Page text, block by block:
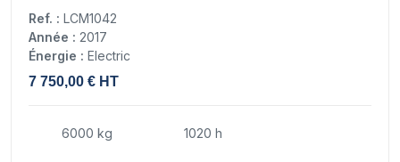
Ref. : LCM1042
Année : 2017
Énergie : Electric
7 750,00 € HT
6000 kg 1020 h